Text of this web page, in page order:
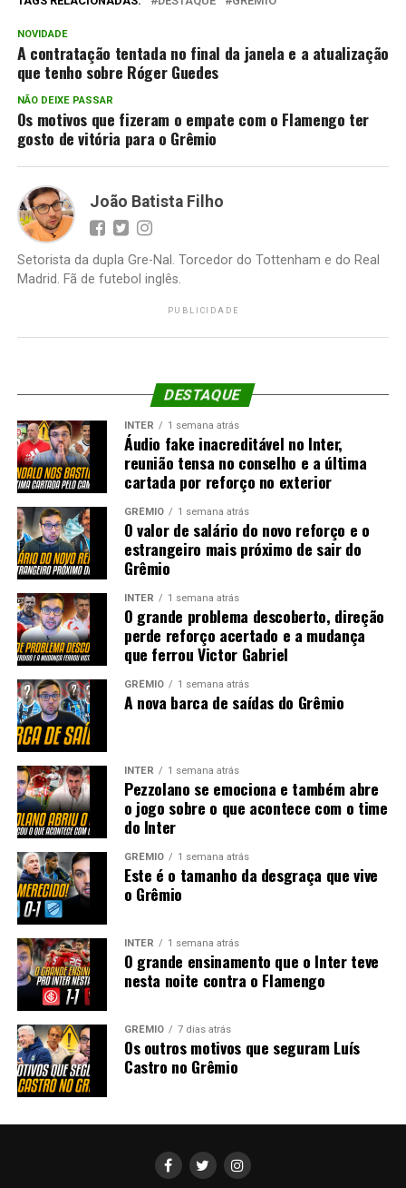
NOVIDADE
A contratação tentada no final da janela e a atualização
que tenho sobre Róger Guedes
NÃO DEIXE PASSAR
Os motivos que fizeram o empate com o Flamengo ter
gosto de vitória para o Grêmio
João Batista Filho
Setorista da dupla Gre-Nal. Torcedor do Tottenham e do Real
Madrid. Fã de futebol inglês.
PUBLICIDADE
DESTAQUE
INTER 1 semana atrás
Áudio fake inacreditável no Inter,
reunião tensa no conselho e a última
cartada por reforço no exterior
GRÊMIO 1 semana atrás
O valor de salário do novo reforço e o
estrangeiro mais próximo de sair do
Grêmio
INTER 1 semana atrás
O grande problema descoberto, direção
perde reforço acertado e a mudança
que ferrou Victor Gabriel
GRÊMIO 1 semana atrás
A nova barca de saídas do Grêmio
INTER 1 semana atrás
Pezzolano se emociona e também abre
o jogo sobre o que acontece com o time
do Inter
GRÊMIO 1 semana atrás
Este é o tamanho da desgraça que vive
o Grêmio
INTER 1 semana atrás
O grande ensinamento que o Inter teve
nesta noite contra o Flamengo
GRÊMIO 7 dias atrás
Os outros motivos que seguram Luís
Castro no Grêmio